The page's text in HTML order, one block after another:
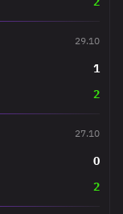
29.10
1
2
27.10
0
2